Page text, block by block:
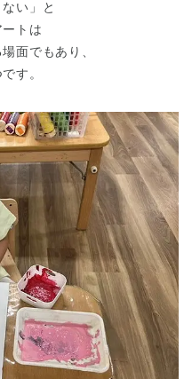
神奈川県 全域
い」と
トは
面でもあり、
す。